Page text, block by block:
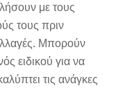
με τους
τους πριν
Μπορούν
ειδικού για να
τις ανάγκες